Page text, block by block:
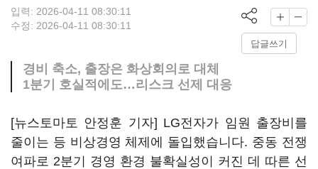
입력: 2026-04-11 08:30:11
수정: 2026-04-11 08:30:11
답글쓰기
경비 축소, 출장은 화상회의로 대체
1분기 호실적에도…리스크 선제 대응
[뉴스토마토 안정훈 기자] LG전자가 임원 출장비를
줄이는 등 비상경영 체제에 돌입했습니다. 중동 전쟁
여파로 2분기 경영 환경 불확실성이 커진 데 따른 선